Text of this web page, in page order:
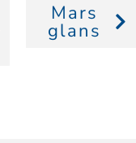
Mars
glans